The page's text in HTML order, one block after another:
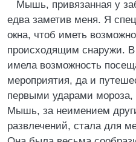
Мышь, привязанная у
едва заметив меня. Я
окна, чтоб иметь
происходящим снаружи.
имела возможность
мероприятия, да и
первыми ударами мороза,
Мышь, за неимением
развлечений, стала для